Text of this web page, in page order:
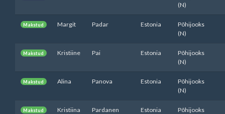
(N)
Makstud Margit Padar Estonia
Põhijooks
(N)
Makstud Kristiine Pai Estonia
Põhijooks
(N)
Makstud Alina Panova Estonia
Põhijooks
(N)
Makstud Kristiina Pardanen Estonia
Põhijooks